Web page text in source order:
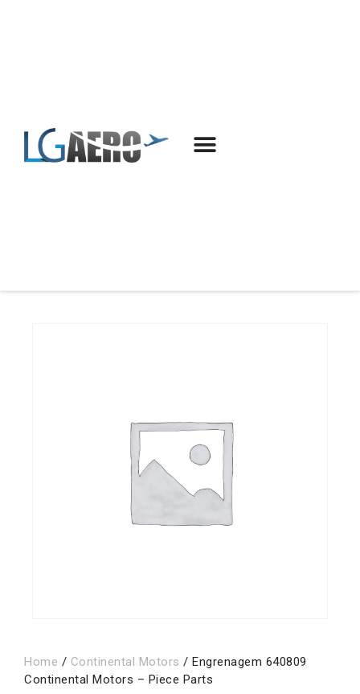
Home / Continental Motors / Engrenagem 640809
Continental Motors – Piece Parts